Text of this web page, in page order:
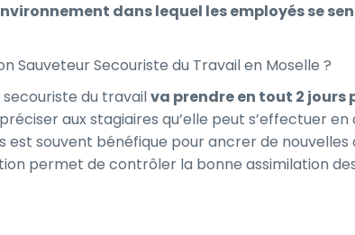
dans lequel les employés se
Sauveteur Secouriste du Travail en Moselle ?
du travailva prendre en tout 2 jours
aux stagiaires qu’elle peut s’effectuer en
est souvent bénéfique pour ancrer de nouvelles
permet de contrôler la bonne assimilation